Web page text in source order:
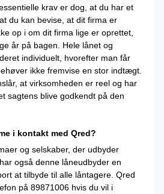
krav er dog, at du har et
du kan bevise, at dit firma er
op i om dit firma lige er oprettet,
år på bagen. Hele lånet og
individuelt, hvorefter man får
ikke fremvise en stor indtægt.
at virksomheden er reel og har
sagtens blive godkendt på den
i kontakt med Qred?
og selskaber, der udbyder
også denne låneudbyder en
at tilbyde til alle låntagere. Qred
på 89871006 hvis du vil i